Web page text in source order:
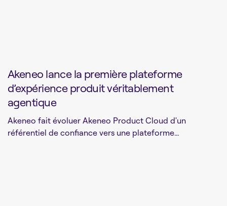
Akeneo lance la première plateforme
d’expérience produit véritablement
agentique
Akeneo fait évoluer Akeneo Product Cloud d'un
référentiel de confiance vers une plateforme...